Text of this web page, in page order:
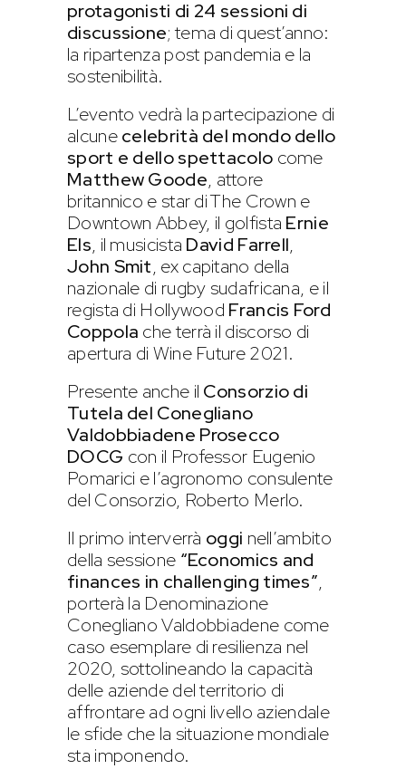
protagonisti di 24 sessioni di
discussione; tema di quest’anno:
la ripartenza post pandemia e la
sostenibilità.
L’evento vedrà la partecipazione di
alcunecelebrità del mondo dello
sport e dello spettacolo come
Matthew Goode, attore
britannico e star di The Crown e
Downtown Abbey, il golfista Ernie
Els, il musicista David Farrell,
John Smit, ex capitano della
nazionale di rugby sudafricana, e il
regista di Hollywood Francis Ford
Coppola che terrà il discorso di
apertura di Wine Future 2021.
Presente anche il Consorzio di
Tutela del Conegliano
Valdobbiadene Prosecco
DOCG con il Professor Eugenio
Pomarici e l’agronomo consulente
del Consorzio, Roberto Merlo.
Il primo interverrà oggi nell’ambito
della sessione “Economics and
finances in challenging times”,
porterà la Denominazione
Conegliano Valdobbiadene come
caso esemplare di resilienza nel
2020, sottolineando la capacità
delle aziende del territorio di
affrontare ad ogni livello aziendale
le sfide che la situazione mondiale
sta imponendo.